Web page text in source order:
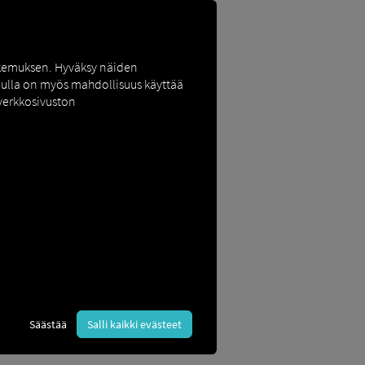
Hyväksy näiden
on myös mahdollisuus käyttää
Säästää Salli kaikki evästeet